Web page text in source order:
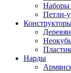
Наборы
Петли-
Нарды